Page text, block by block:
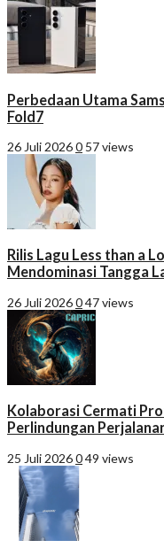
Perbedaan Utama
Fold7
26 Juli 20260 57 views
Rilis Lagu Less than a
Mendominasi Tangga
26 Juli 2026047 views
Kolaborasi Cermati
Perlindungan
25 Juli 2026049 views